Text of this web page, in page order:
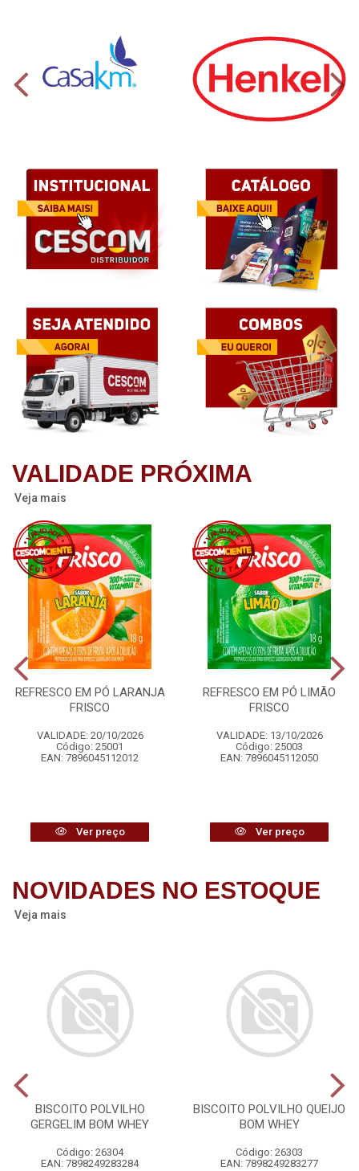
VALIDADE PRÓXIMA
Veja mais
REFRESCO EM PÓ LARANJA
FRISCO
VALIDADE: 20/10/2026
Código: 25001
EAN: 7896045112012
Ver preço
REFRESCO EM PÓ LIMÃO
FRISCO
VALIDADE: 13/10/2026
Código: 25003
EAN: 7896045112050
Ver preço
NOVIDADES NO ESTOQUE
Veja mais
BISCOITO POLVILHO
GERGELIM BOM WHEY
Código: 26304
EAN: 7898249283284
BISCOITO POLVILHO QUEIJO
BOM WHEY
Código: 26303
EAN: 7898249283277